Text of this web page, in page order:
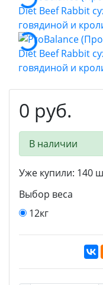
0 руб.
В наличии
Уже купили: 140
Выбор веса
12кг